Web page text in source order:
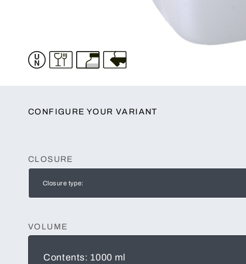
CONFIGURE YOUR VARIANT
CLOSURE
Closure type:
VOLUME
Contents: 1000 ml